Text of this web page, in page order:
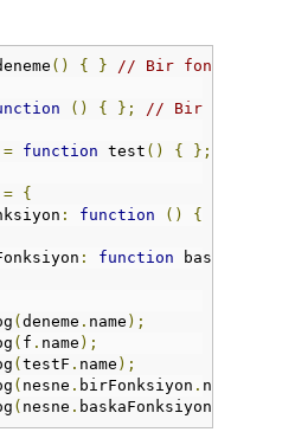
() { } // Bir fonksiyon
() { }; // Bir
= function test () { };
= {
: function () {
: function baska
( deneme . name );
( f . name );
( testF . name );
( nesne . birFonksiyon . name
( nesne . baskaFonksiyon